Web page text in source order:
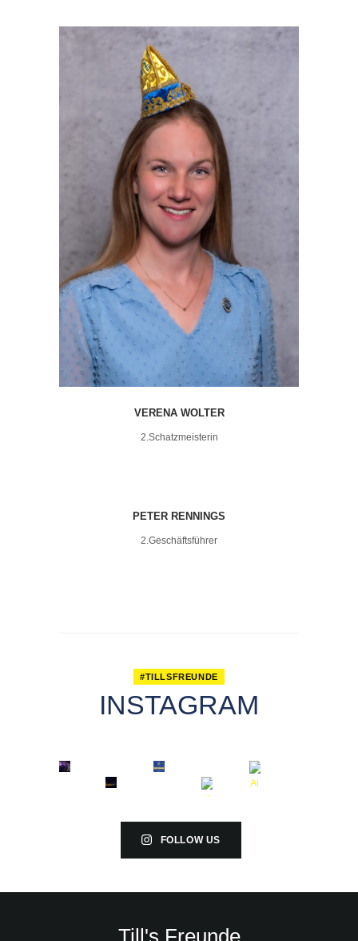
VERENA WOLTER
2.Schatzmeisterin
PETER RENNINGS
2.Geschäftsführer
#TILLSFREUNDE
INSTAGRAM
FOLLOW US